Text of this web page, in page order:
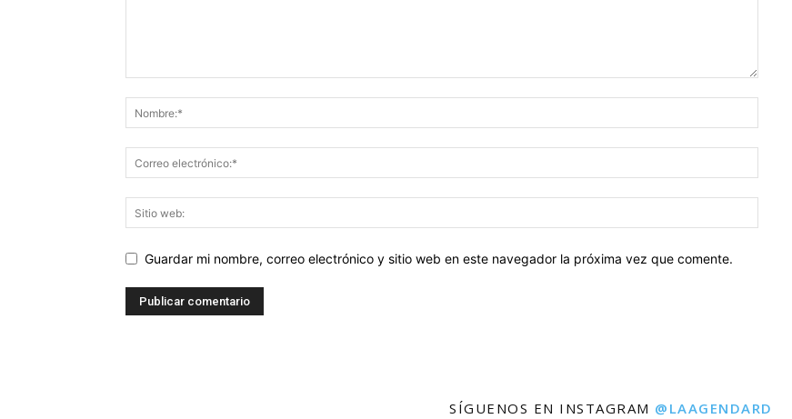
Guardar mi nombre, correo electrónico y sitio web en este navegador la próxima vez que comente.
SÍGUENOS EN INSTAGRAM @LAAGENDARD